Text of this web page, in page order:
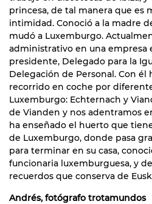
princesa, de tal manera que es
intimidad. Conoció a la madre
mudó a Luxemburgo.
administrativo en una empresa
presidente, Delegado para la
Delegación de Personal. Con él
recorrido en coche por
Luxemburgo: Echternach y
de Vianden y nos adentramos
ha enseñado el huerto que
de Luxemburgo, donde pasa
para terminar en su casa,
funcionaria luxemburguesa, y
recuerdos que conserva de
Andrés, fotógrafo trotamundos